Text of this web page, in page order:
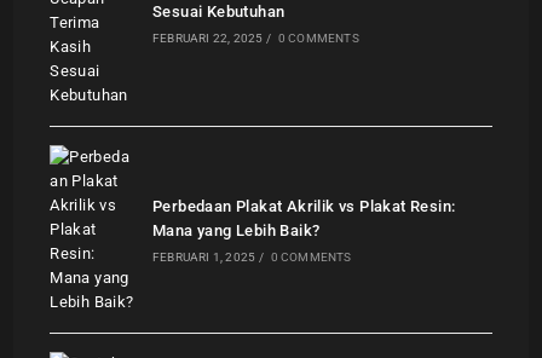
Sesuai Kebutuhan
FEBRUARI 22, 2025 / 0 COMMENTS
Perbedaan Plakat Akrilik vs Plakat Resin:
Mana yang Lebih Baik?
FEBRUARI 1, 2025 / 0 COMMENTS